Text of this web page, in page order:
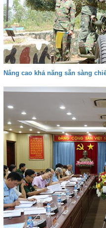
Nâng cao khả năng sẵn sàng